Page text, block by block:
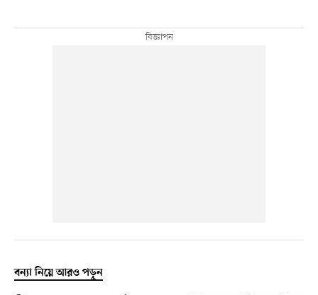
বন্যা নিয়ে আরও পড়ুন